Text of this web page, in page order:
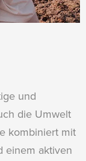
und
die Umwelt
kombiniert mit
einem aktiven